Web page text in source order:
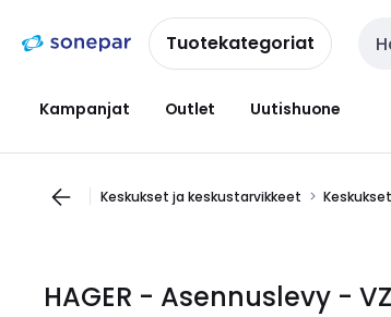
navigointiinsisältöönTuotekategoriat
Kampanjat Outlet Uutishuone
Keskukset ja keskustarvikkeet
HAGER - Asennuslevy -